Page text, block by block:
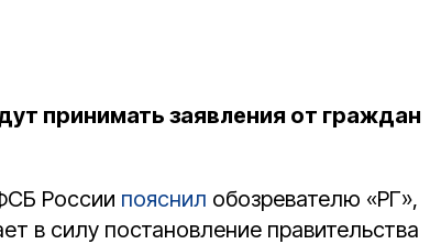
принимать заявления от граждан
России пояснил обозревателю «РГ»,
в силу постановление правительства